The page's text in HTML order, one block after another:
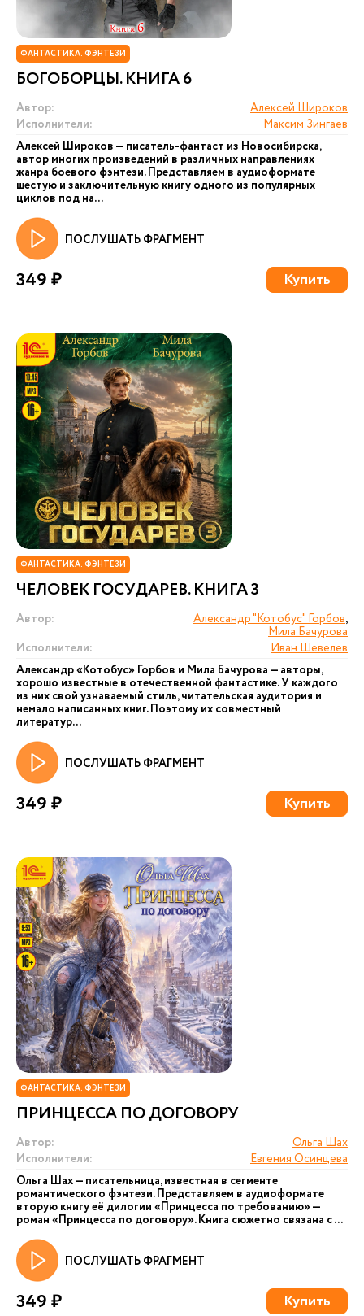
ФАНТАСТИКА. ФЭНТЕЗИ
БОГОБОРЦЫ. КНИГА 6
Автор:
Алексей Широков
Исполнители:
Максим Зингаев
Алексей Широков — писатель-фантаст из Новосибирска,
автор многих произведений в различных направлениях
жанра боевого фэнтези. Представляем в аудиоформате
шестую и заключительную книгу одного из популярных
циклов под на...
ПОСЛУШАТЬ ФРАГМЕНТ
349 ₽ Купить
ФАНТАСТИКА. ФЭНТЕЗИ
ЧЕЛОВЕК ГОСУДАРЕВ. КНИГА 3
Автор: Александр "Котобус" Горбов,
Мила Бачурова
Исполнители:
Иван Шевелев
Александр «Котобус» Горбов и Мила Бачурова — авторы,
хорошо известные в отечественной фантастике. У каждого
из них свой узнаваемый стиль, читательская аудитория и
немало написанных книг. Поэтому их совместный
литератур...
ПОСЛУШАТЬ ФРАГМЕНТ
349 ₽ Купить
ФАНТАСТИКА. ФЭНТЕЗИ
ПРИНЦЕССА ПО ДОГОВОРУ
Автор:
Ольга Шах
Исполнители:
Евгения Осинцева
Ольга Шах — писательница, известная в сегменте
романтического фэнтези. Представляем в аудиоформате
вторую книгу её дилогии «Принцесса по требованию» —
роман «Принцесса по договору». Книга сюжетно связана с ...
ПОСЛУШАТЬ ФРАГМЕНТ
349 ₽ Купить